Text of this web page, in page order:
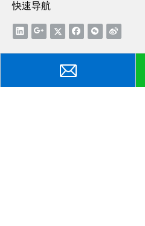
快速导航